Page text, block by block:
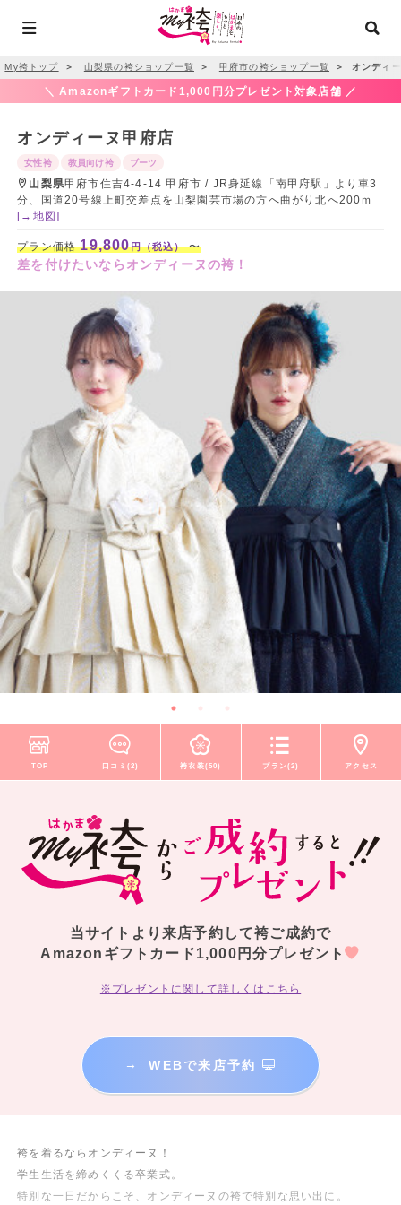
My袴トップ ＞ 山梨県の袴ショップ一覧 ＞ 甲府市の袴ショップ一覧 ＞ オンディ
＼ Amazonギフトカード1,000円分プレゼント対象店舗 ／
オンディーヌ甲府店
女性袴 教員向け袴 ブーツ
山梨県甲府市住吉4-4-14 甲府市 / JR身延線「南甲府駅」より車3
分、国道20号線上町交差点を山梨園芸市場の方へ曲がり北へ200ｍ
[→地図]
プラン価格19,800円（税込）〜
差を付けたいならオンディーヌの袴！
TOP 口コミ(2) 袴衣装(50) プラン(2) アクセス
当サイトより来店予約して袴ご成約で
Amazonギフトカード1,000円分プレゼント
※プレゼントに関して詳しくはこちら
→ WEBで来店予約
袴を着るならオンディーヌ！
学生生活を締めくくる卒業式。
特別な一日だからこそ、オンディーヌの袴で特別な思い出に。